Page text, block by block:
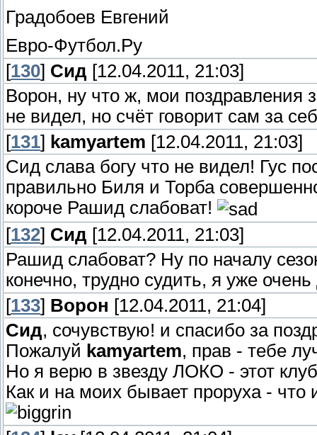
Градобоев Евгений
Евро-Футбол.Ру
[130] Сид [12.04.2011, 21:03]
Ворон, ну что ж, мои
не видел, но счёт говорит сам за
[131] kamyartem [12.04.2011, 21:03]
Сид слава богу что не видел! Гус
правильно Биля и Торба
короче Рашид слабоват!
[132] Сид [12.04.2011, 21:03]
Рашид слабоват? Ну по началу
конечно, трудно судить, я уже
[133] Ворон [12.04.2011, 21:04]
Сид, сочувствую! и спасибо за
Пожалуй kamyartem, прав - тебе
Но я верю в звезду ЛОКО - этот
Как и на моих бывает проруха - что